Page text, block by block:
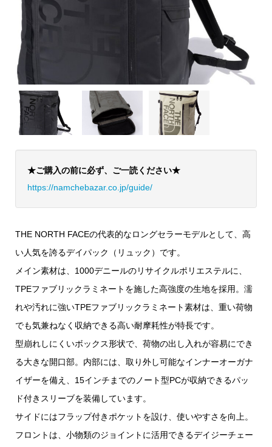
★ご購入の前に必ず、ご一読ください★
https://namchebazar.co.jp/guide/
THE NORTH FACEの代表的なロングセラーモデルとして、高
い人気を誇るデイパック（リュック）です。
メイン素材は、1000デニールのリサイクルポリエステルに、
TPEファブリックラミネートを施した高強度の生地を採用。濡
れや汚れに強いTPEファブリックラミネート素材は、重い荷物
でも気兼ねなく収納できる高い耐摩耗性が特長です。
型崩れしにくいボックス形状で、荷物の出し入れが容易にでき
る大きな開口部。内部には、取り外し可能なインナーオーガナ
イザーを備え、15インチまでのノート型PCが収納できるパッ
ド付きスリーブを装備しています。
サイドにはフラップ付きポケットを設け、使いやすさを向上。
フロントは、小物類のジョイントに活用できるデイジーチェー